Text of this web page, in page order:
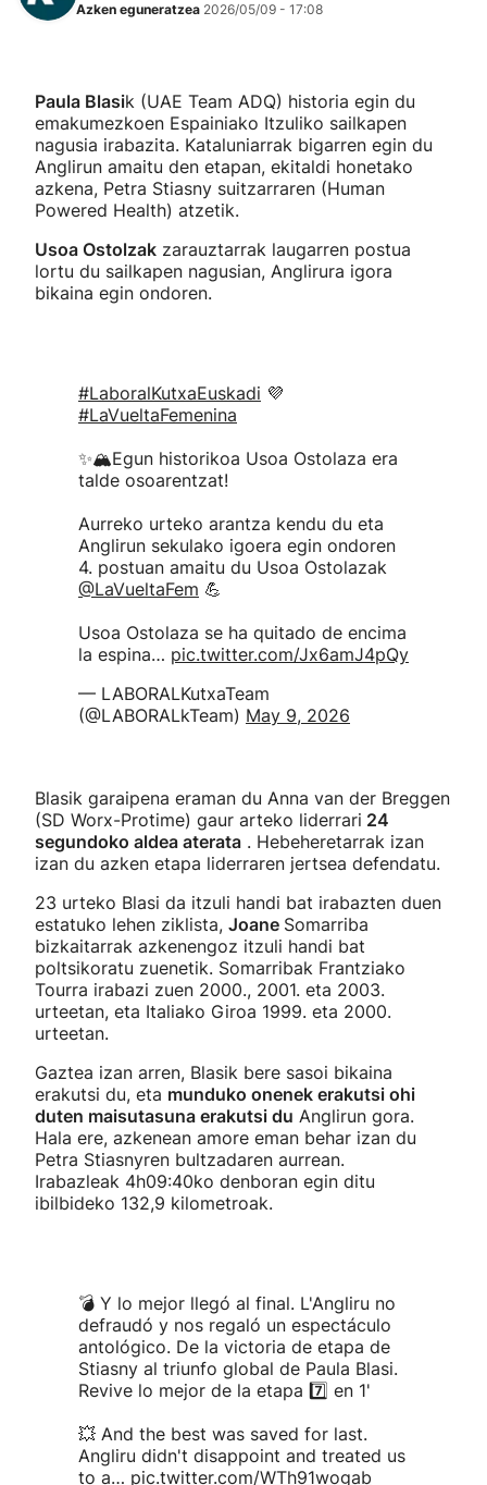
Azken eguneratzea 2026/05/09 - 17:08
Paula Blasik (UAE Team ADQ) historia egin du
emakumezkoen Espainiako Itzuliko sailkapen
nagusia irabazita. Kataluniarrak bigarren egin du
Anglirun amaitu den etapan, ekitaldi honetako
azkena, Petra Stiasny suitzarraren (Human
Powered Health) atzetik.
Usoa Ostolzak zarauztarrak laugarren postua
lortu du sailkapen nagusian, Anglirura igora
bikaina egin ondoren.
#LaboralKutxaEuskadi 💜
#LaVueltaFemenina
✨🏔️Egun historikoa Usoa Ostolaza era
talde osoarentzat!
Aurreko urteko arantza kendu du eta
Anglirun sekulako igoera egin ondoren
4. postuan amaitu du Usoa Ostolazak
@LaVueltaFem 💪
Usoa Ostolaza se ha quitado de encima
la espina… pic.twitter.com/Jx6amJ4pQy
— LABORALKutxaTeam
(@LABORALkTeam) May 9, 2026
Blasik garaipena eraman du Anna van der Breggen
(SD Worx-Protime) gaur arteko liderrari 24
segundoko aldea aterata . Hebeheretarrak izan
izan du azken etapa liderraren jertsea defendatu.
23 urteko Blasi da itzuli handi bat irabazten duen
estatuko lehen ziklista, Joane Somarriba
bizkaitarrak azkenengoz itzuli handi bat
poltsikoratu zuenetik. Somarribak Frantziako
Tourra irabazi zuen 2000., 2001. eta 2003.
urteetan, eta Italiako Giroa 1999. eta 2000.
urteetan.
Gaztea izan arren, Blasik bere sasoi bikaina
erakutsi du, eta munduko onenek erakutsi ohi
duten maisutasuna erakutsi du Anglirun gora.
Hala ere, azkenean amore eman behar izan du
Petra Stiasnyren bultzadaren aurrean.
Irabazleak 4h09:40ko denboran egin ditu
ibilbideko 132,9 kilometroak.
💣 Y lo mejor llegó al final. L'Angliru no
defraudó y nos regaló un espectáculo
antológico. De la victoria de etapa de
Stiasny al triunfo global de Paula Blasi.
Revive lo mejor de la etapa 7️⃣ en 1'
💥 And the best was saved for last.
Angliru didn't disappoint and treated us
to a… pic.twitter.com/WTh91wogab